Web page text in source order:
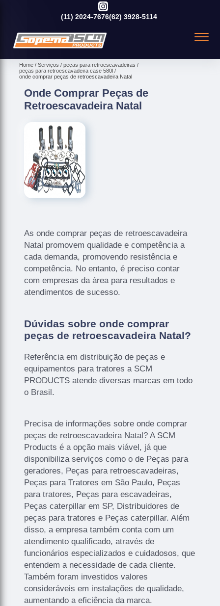
(11) 2024-7676(62) 3928-5114
Home Serviços
peças para retroescavadeiras
peças para retroescavadeira case 580l
onde comprar peças de retroescavadeira Natal
Onde Comprar Peças de
Retroescavadeira Natal
As onde comprar peças de retroescavadeira
Natal promovem qualidade e competência a
cada demanda, promovendo resistência e
competência. No entanto, é preciso contar
com empresas da área para resultados e
atendimentos de sucesso.
Dúvidas sobre onde comprar
peças de retroescavadeira Natal?
Referência em distribuição de peças e
equipamentos para tratores a SCM
PRODUCTS atende diversas marcas em todo
o Brasil.
Precisa de informações sobre onde comprar
peças de retroescavadeira Natal? A SCM
Products é a opção mais viável, já que
disponibiliza serviços como o de Peças para
geradores, Peças para retroescavadeiras,
Peças para Tratores em São Paulo, Peças
para tratores, Peças para escavadeiras,
Peças caterpillar em SP, Distribuidores de
peças para tratores e Peças caterpillar. Além
disso, a empresa também conta com um
atendimento qualificado, através de
funcionários especializados e cuidadosos, que
entendem a necessidade de cada cliente.
Também foram investidos valores
consideráveis em instalações de qualidade,
aumentando a eficiência da marca.